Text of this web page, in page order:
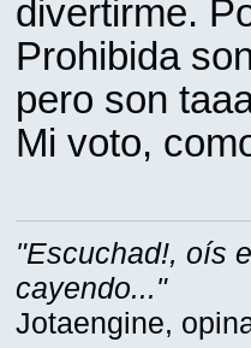
divertirme.
Prohibida
pero son
Mi voto,
"Escuchad!, oís
cayendo..."
Jotaengine,